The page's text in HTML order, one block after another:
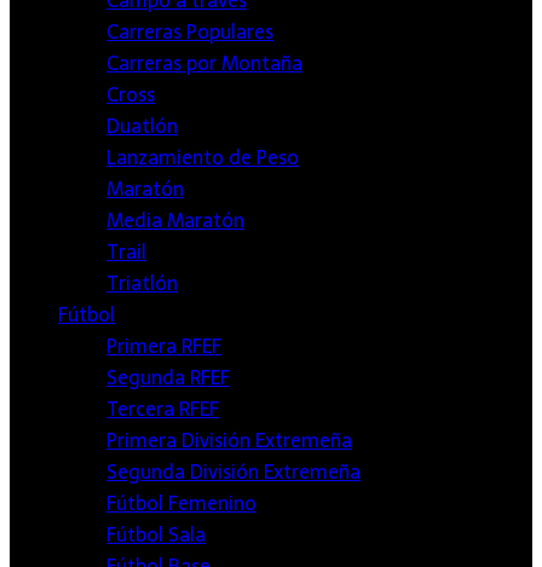
Carreras Populares
Carreras por Montaña
Cross
Duatlón
Lanzamiento de Peso
Maratón
Media Maratón
Trail
Triatlón
Fútbol
Primera RFEF
Segunda RFEF
Tercera RFEF
Primera División Extremeña
Segunda División Extremeña
Fútbol Femenino
Fútbol Sala